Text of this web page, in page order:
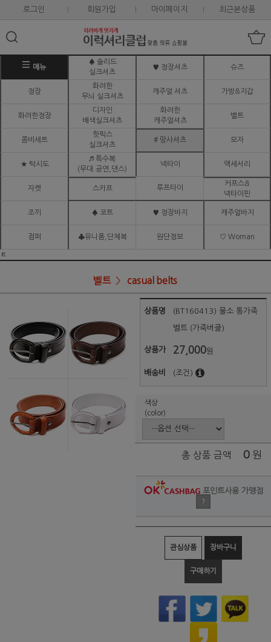
로그인 회원가입 마이페이지 최근본상품
메뉴
♠ 솔리드
실크셔츠
♥ 정장셔츠 슈즈
정장
화려한
무늬 실크셔츠
캐주얼 셔츠 가방&지갑
화려한정장
디자인
배색실크셔츠
화려한
캐주얼셔츠
벨트
콤비세트
핫픽스
실크셔츠
# 망사셔츠 모자
★ 턱시도
♬ 특수복
(무대.공연,댄스)
넥타이 액세서리
자켓 스카프 루프타이
커프스&
넥타이핀
조끼 ♠ 코트 ♥ 정장바지 캐주얼바지
점퍼 ♣유니폼,단체복 원단정보 ♡ Woman
ㅌ
벨트 casual belts
상품명 (BT160413) 물소 통가죽
벨트 (가죽버클)
상품가 27,000원
배송비 (조건)
색상
(color)
총 상품 금액 0 원
포인트사용 가맹점
?
관심상품 장바구니
구매하기